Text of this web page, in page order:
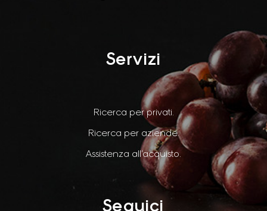
Servizi
Ricerca per privati.
Ricerca per aziende.
Assistenza all’acquisto.
Seguici